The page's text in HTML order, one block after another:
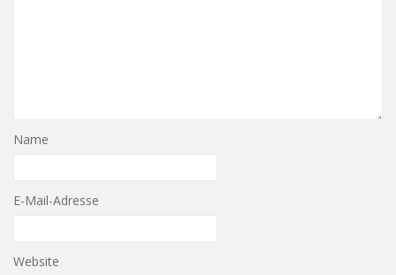
Name
E-Mail-Adresse
Website